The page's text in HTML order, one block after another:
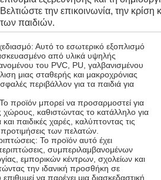
Βελτιώστε την επικοινωνία, την
των παιδιών.
Αυτό το εσωτερικό εξοπλισμό
από υλικά υψηλής
του PVC, PU, γαλβανισμένου
μιας σταθερής και μακροχρόνιας
περιβάλλον για τα παιδιά για
προϊόν μπορεί να προσαρμοστεί για
χώρους, καθιστώντας το κατάλληλο για
παιδικές χαρές, καλύπτοντας τις
προτιμήσεις των πελατών.
Το προϊόν αυτό έχει
συμπεριλαμβανομένων
εμπορικών κέντρων, σχολείων και
την ιδανική προσθήκη σε
να παρέχει μια διασκεδαστική